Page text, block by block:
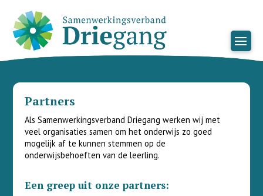
Partners
Als Samenwerkingsverband Driegang werken wij met
veel organisaties samen om het onderwijs zo goed
mogelijk af te kunnen stemmen op de
onderwijsbehoeften van de leerling.
Een greep uit onze partners: